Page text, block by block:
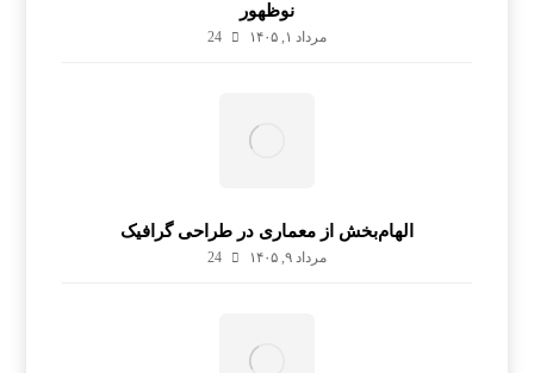
نوظهور
مرداد ۱, ۱۴۰۵ 24
الهام‌بخش از معماری در طراحی گرافیک
مرداد ۹, ۱۴۰۵ 24